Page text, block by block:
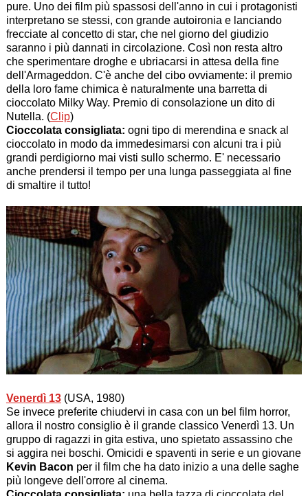
pure. Uno dei film più spassosi dell'anno in cui i protagonisti
interpretano se stessi, con grande autoironia e lanciando
frecciate al concetto di star, che nel giorno del giudizio
saranno i più dannati in circolazione. Così non resta altro
che sperimentare droghe e ubriacarsi in attesa della fine
dell'Armageddon. C'è anche del cibo ovviamente: il premio
della loro fame chimica è naturalmente una barretta di
cioccolato Milky Way. Premio di consolazione un dito di
Nutella. (Clip)
Cioccolata consigliata: ogni tipo di merendina e snack al
cioccolato in modo da immedesimarsi con alcuni tra i più
grandi perdigiorno mai visti sullo schermo. E' necessario
anche prendersi il tempo per una lunga passeggiata al fine
di smaltire il tutto!
Venerdì 13(USA, 1980)
Se invece preferite chiudervi in casa con un bel film horror,
allora il nostro consiglio è il grande classico Venerdì 13. Un
gruppo di ragazzi in gita estiva, uno spietato assassino che
si aggira nei boschi. Omicidi e spaventi in serie e un giovane
Kevin Bacon per il film che ha dato inizio a una delle saghe
più longeve dell'orrore al cinema.